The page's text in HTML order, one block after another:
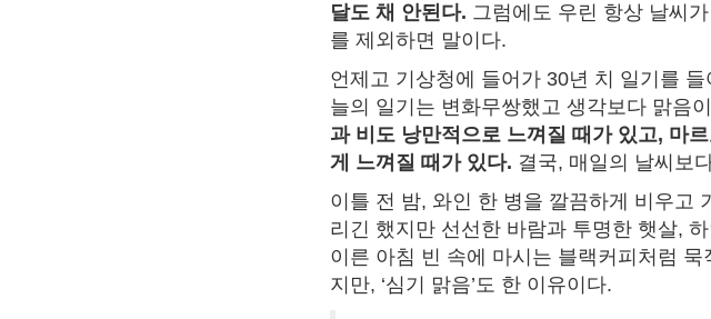
달도 채 안된다. 그럼에도 우린 항상 날씨
를 제외하면 말이다.
언제고 기상청에 들어가 30년 치 일기를
늘의 일기는 변화무쌍했고 생각보다 맑음
과 비도 낭만적으로 느껴질 때가 있고, 마
게 느껴질 때가 있다. 결국, 매일의 날씨보
이틀 전 밤, 와인 한 병을 깔끔하게 비우고
리긴 했지만 선선한 바람과 투명한 햇살,
이른 아침 빈 속에 마시는 블랙커피처럼
지만, ‘심기 맑음’도 한 이유이다.